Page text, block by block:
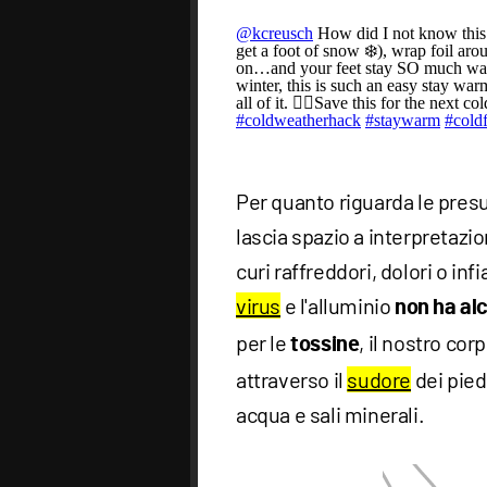
@kcreusch How did I not know this
get a foot of snow ❄️), wrap foil
on…and your feet stay SO much
winter, this is such an easy stay
all of it. 👉🏻Save this for the next
#coldweatherhack #staywarm
Per quanto riguarda le
lascia spazio a
curi raffreddori, dolori o
virus e l'alluminio non ha
per letossine, il nostro
attraverso il sudore dei
acqua e sali minerali.